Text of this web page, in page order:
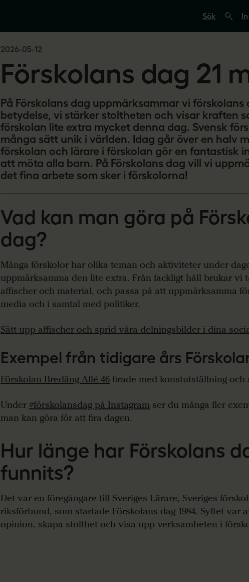
ö
p
e
r
i
e
s
ä
a
r
e
.
2026-05-12
Förskolans dag 21
På Förskolans dag uppmärksammar vi förskolans
betydelse, vi stärker stoltheten och visar kraften
förskolan lite extra mycket denna dag. Svensk
många sätt unik i världen. Idag går över en halv
förskolan och lärare i förskolan gör en fantastisk
att möta alla barn. På Förskolans dag vill vi
det fina arbete som sker i förskolorna!
Vad kan man göra på
dag?
Många förskolor har olika teman och aktiviteter under
uppmärksamma den lite extra. Från fackligt håll brukar vi
affischer och material, och passa på att uppmärksamma
media och i samtal med politiker.
Sätt upp affischer och sprid våra delningsbilder i dina
Exempel från tidigare års
Förskolan Bredäng Allé 46 firade med konstutställning och
Under #förskolansdag på Instagram ser du många fler
man kan göra för att fira dagen.
Hur länge har Förskolans
funnits?
Det var en föregångare till Sveriges Lärare, Sveriges
riksförbund, som startade Förskolans dag 1984. Syftet var
opinion, skapa stolthet och visa upp verksamheten i